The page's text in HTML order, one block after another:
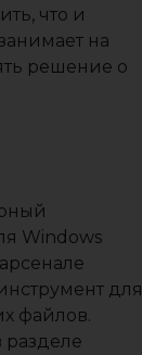
что и
на
решение о
Windows
для
файлов.
разделе